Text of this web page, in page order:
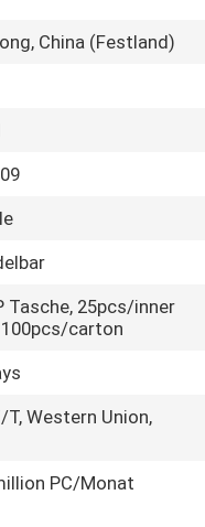
China (Festland)
Tasche, 25pcs/inner
carton
T, Western Union,
PC/Monat